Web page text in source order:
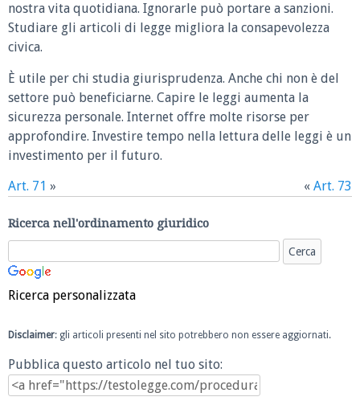
nostra vita quotidiana. Ignorarle può portare a sanzioni.
Studiare gli articoli di legge migliora la consapevolezza
civica.
È utile per chi studia giurisprudenza. Anche chi non è del
settore può beneficiarne. Capire le leggi aumenta la
sicurezza personale. Internet offre molte risorse per
approfondire. Investire tempo nella lettura delle leggi è un
investimento per il futuro.
Art. 71 » « Art. 73
Ricerca nell'ordinamento giuridico
Ricerca personalizzata
Disclaimer: gli articoli presenti nel sito potrebbero non essere aggiornati.
Pubblica questo articolo nel tuo sito: